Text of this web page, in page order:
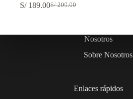
S/209.00
El
era:
S/189.00El
es:
Nosotros
Sobre Nosotros
Enlaces rápidos